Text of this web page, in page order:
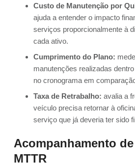
Custo de Manutenção por
ajuda a entender o impacto
serviços proporcionalmente à
cada ativo.
Cumprimento do Plano:
manutenções realizadas
no cronograma em
Taxa de Retrabalho: avalia a
veículo precisa retornar à
serviço que já deveria ter sido
Acompanhamento
MTTR